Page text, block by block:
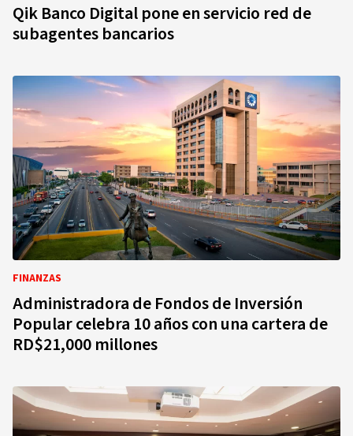
Qik Banco Digital pone en servicio red de
subagentes bancarios
FINANZAS
Administradora de Fondos de Inversión
Popular celebra 10 años con una cartera de
RD$21,000 millones